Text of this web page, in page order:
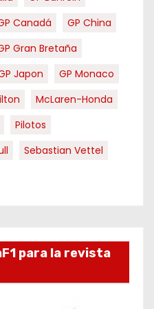
Canadá
GP China
Gran Bretaña
Japon
GP Monaco
McLaren-Honda
Pilotos
Sebastian Vettel
para la revista